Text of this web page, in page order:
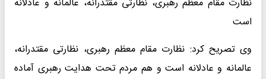
نظارت مقام معظم رهبری، نظارتی مقتدرانه، عالمانه و عادلانه
است
وی تصریح کرد: نظارت مقام معظم رهبری، نظارتی مقتدرانه،
عالمانه و عادلانه است و هم مردم تحت هدایت رهبری آماده